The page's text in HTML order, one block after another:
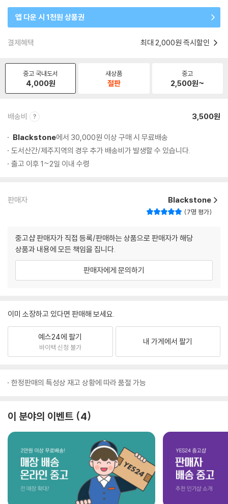
앱 다운 시 1천원 상품권
결제혜택 최대 2,000원 즉시할인
중고 국내도서
4,000원
새상품
절판
중고
2,500원~
배송비 3,500원
Blackstone에서 30,000원 이상 구매 시 무료배송
도서산간/제주지역의 경우 추가 배송비가 발생할 수 있습니다.
출고 이후 1~2일 이내 수령
판매자 Blackstone
7명 평가
중고샵 판매자가 직접 등록/판매하는 상품으로 판매자가 해당
상품과 내용에 모든 책임을 집니다.
판매자에게 문의하기
이미 소장하고 있다면 판매해 보세요.
예스24에 팔기
바이백 신청 불가
내 가게에서 팔기
한정판매의 특성상 재고 상황에 따라 품절 가능
이 분야의 이벤트 4